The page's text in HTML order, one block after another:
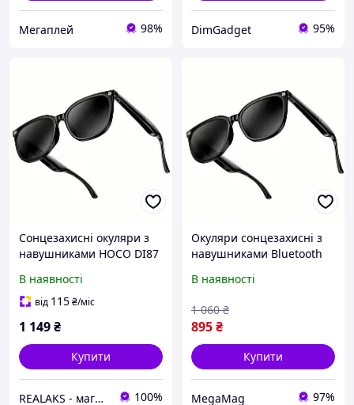
Мегаплей 98% DimGadget 95%
Сонцезахисні окуляри з
навушниками HOCO DI87
В наявності
від 115₴/міс
1 149₴
Купити
REALAKS - магазин мобільних аксесуарів та гаджетів 100%
Окуляри сонцезахисні з
навушниками Bluetooth
В наявності
895₴
1 060 ₴
Купити
MegaMag 97%